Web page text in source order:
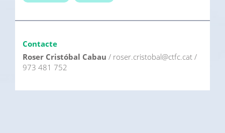
Contacte
Roser Cristóbal Cabau / roser.cristobal@ctfc.cat /
973 481 752